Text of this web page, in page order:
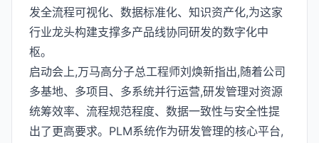
发全流程可视化、数据标准化、知识资产化,为这家
行业龙头构建支撑多产品线协同研发的数字化中
枢。
启动会上,万马高分子总工程师刘焕新指出,随着公司
多基地、多项目、多系统并行运营,研发管理对资源
统筹效率、流程规范程度、数据一致性与安全性提
出了更高要求。PLM系统作为研发管理的核心平台,